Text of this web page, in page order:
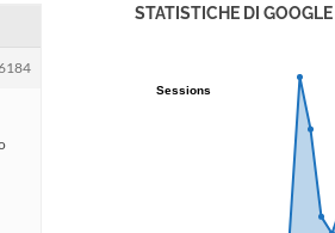
STATISTICHE DI
Sessions
Sessions